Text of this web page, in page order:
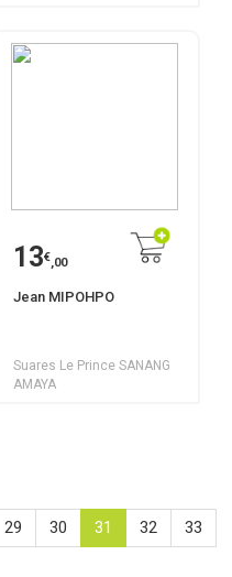
13€,00
Jean MIPOHPO
Suares Le Prince SANANG
AMAYA
29 30 31 32
33